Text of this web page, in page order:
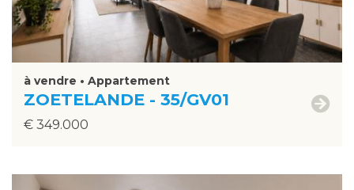
à vendre • Appartement
ZOETELANDE - 35/GV01
€ 349.000